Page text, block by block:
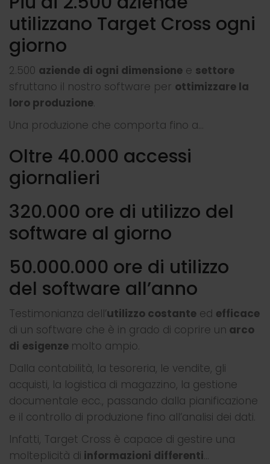
utilizzano Target Cross ogni
giorno
2.500 aziende di ogni dimensione e settore
sfruttano il nostro software per ottimizzare la
loro produzione.
Una produzione che comporta fino a…
Oltre 40.000 accessi
giornalieri
320.000 ore di utilizzo del
software al giorno
50.000.000 ore di utilizzo
del software all’anno
Testimonianza dell’utilizzo costante ed efficace
di un software che è in grado di coprire un arco
di esigenze molto ampio.
Dalla contabilità, la tesoreria, le vendite, gli
acquisti, la logistica di magazzino, la gestione
documentale ecc., passando dalla pianificazione
e il controllo di produzione fino all’analisi dei dati.
Infatti, Target Cross è capace di gestire una
molteplicità di informazioni differenti…